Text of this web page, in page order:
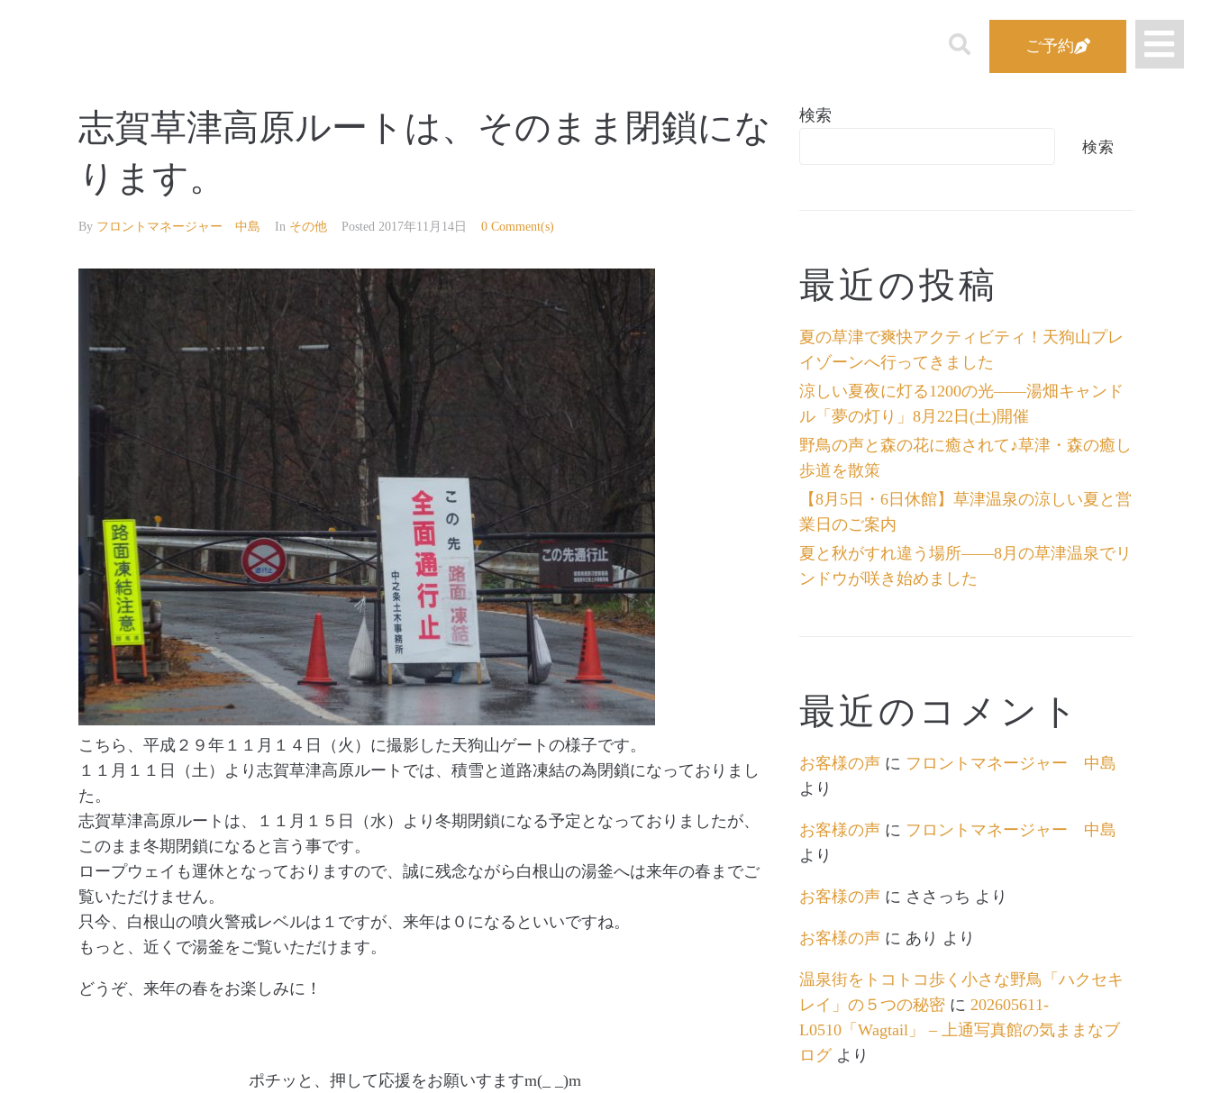
ご予約
志賀草津高原ルートは、そのまま閉鎖にな
ります。
By フロントマネージャー 中島 In その他 Posted 2017年11月14日 0 Comment(s)
こちら、平成２９年１１月１４日（火）に撮影した天狗山ゲートの様子です。
１１月１１日（土）より志賀草津高原ルートでは、積雪と道路凍結の為閉鎖になっておりまし
た。
志賀草津高原ルートは、１１月１５日（水）より冬期閉鎖になる予定となっておりましたが、
このまま冬期閉鎖になると言う事です。
ロープウェイも運休となっておりますので、誠に残念ながら白根山の湯釜へは来年の春までご
覧いただけません。
只今、白根山の噴火警戒レベルは１ですが、来年は０になるといいですね。
もっと、近くで湯釜をご覧いただけます。
どうぞ、来年の春をお楽しみに！
ポチッと、押して応援をお願いすますm(_ _)m
検索
検索
最近の投稿
夏の草津で爽快アクティビティ！天狗山プレ
イゾーンへ行ってきました
涼しい夏夜に灯る1200の光――湯畑キャンド
ル「夢の灯り」8月22日(土)開催
野鳥の声と森の花に癒されて♪草津・森の癒し
歩道を散策
【8月5日・6日休館】草津温泉の涼しい夏と営
業日のご案内
夏と秋がすれ違う場所――8月の草津温泉でリ
ンドウが咲き始めました
最近のコメント
お客様の声 に フロントマネージャー 中島
より
お客様の声 に フロントマネージャー 中島
より
お客様の声 に ささっち より
お客様の声 に あり より
温泉街をトコトコ歩く小さな野鳥「ハクセキ
レイ」の５つの秘密 に 202605611-
L0510「Wagtail」 – 上通写真館の気ままなブ
ログより